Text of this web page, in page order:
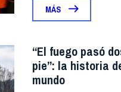
MÁS
“El fuego pasó
pie”: la historia
mundo